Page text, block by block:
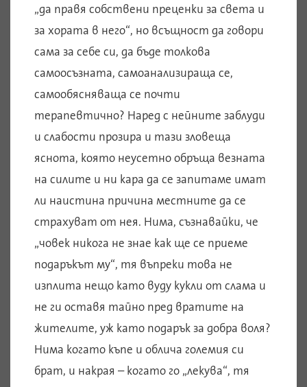
„да правя собствени преценки за света и
за хората в него“, но всъщност да говори
сама за себе си, да бъде толкова
самоосъзната, самоанализираща се,
самообясняваща се почти
терапевтично? Наред с нейните заблуди
и слабости прозира и тази зловеща
яснота, която неусетно обръща везната
на силите и ни кара да се запитаме имат
ли наистина причина местните да се
страхуват от нея. Нима, съзнавайки, че
„човек никога не знае как ще се приеме
подаръкът му“, тя въпреки това не
изплита нещо като вуду кукли от слама и
не ги оставя тайно пред вратите на
жителите, уж като подарък за добра воля?
Нима когато къпе и облича големия си
брат, и накрая – когато го „лекува“, тя